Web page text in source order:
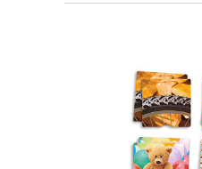
Informática
Manualidades
Material escolar